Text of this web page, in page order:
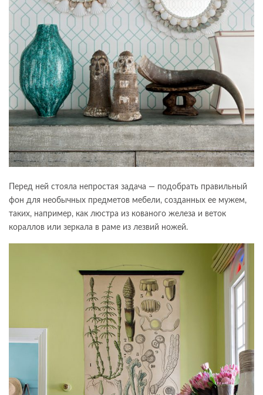
Перед ней стояла непростая задача — подобрать правильный
фон для необычных предметов мебели, созданных ее мужем,
таких, например, как люстра из кованого железа и веток
кораллов или зеркала в раме из лезвий ножей.